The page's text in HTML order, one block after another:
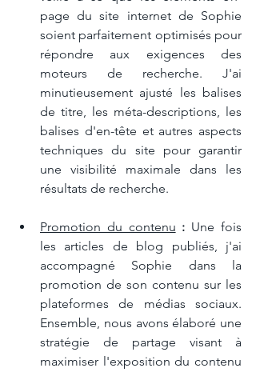
page du site internet de Sophie
soient parfaitement optimisés pour
répondre aux exigences des
moteurs de recherche. J'ai
minutieusement ajusté les balises
de titre, les méta-descriptions, les
balises d'en-tête et autres aspects
techniques du site pour garantir
une visibilité maximale dans les
résultats de recherche.
Promotion du contenu : Une fois
les articles de blog publiés, j'ai
accompagné Sophie dans la
promotion de son contenu sur les
plateformes de médias sociaux.
Ensemble, nous avons élaboré une
stratégie de partage visant à
maximiser l'exposition du contenu